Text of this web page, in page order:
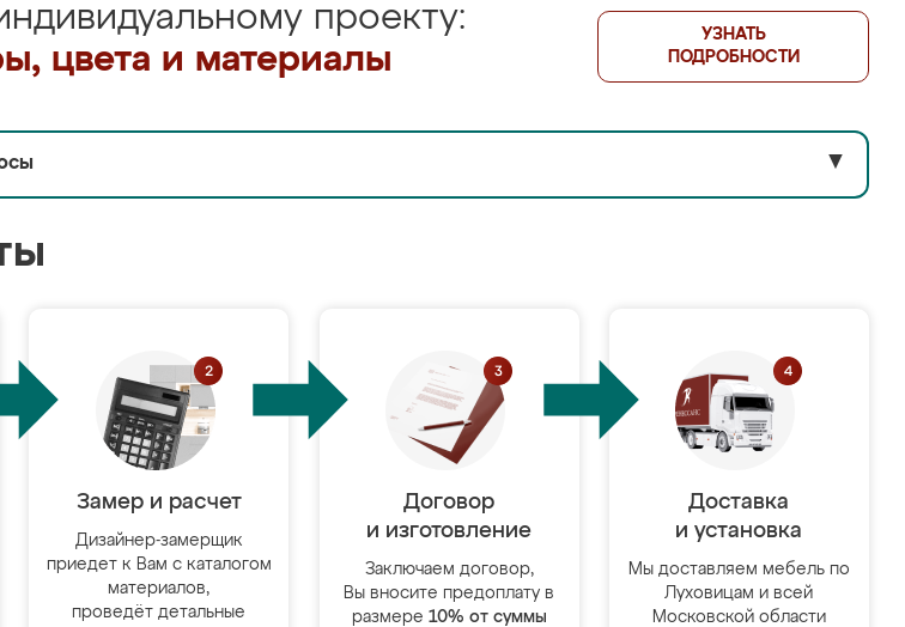
проекту:
цвета и материалы
УЗНАТЬ
ПОДРОБНОСТИ
▼
Замер и расчет
Дизайнер-замерщик
приедет к Вам с каталогом
материалов,
проведёт детальные
Договор
и изготовление
Заключаем договор,
Вы вносите предоплату в
размере 10% от суммы
Доставка
и установка
Мы доставляем мебель по
Луховицам и всей
Московской области